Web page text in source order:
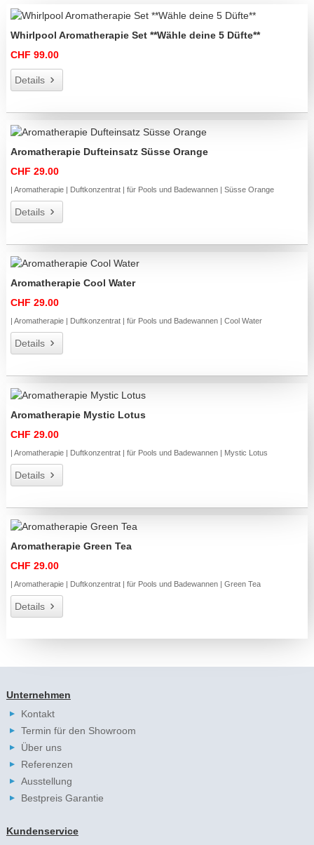
Whirlpool Aromatherapie Set **Wähle deine 5 Düfte**
CHF 99.00
Details
Aromatherapie Dufteinsatz Süsse Orange
CHF 29.00
| Aromatherapie | Duftkonzentrat | für Pools und Badewannen | Süsse Orange
Details
Aromatherapie Cool Water
CHF 29.00
| Aromatherapie | Duftkonzentrat | für Pools und Badewannen | Cool Water
Details
Aromatherapie Mystic Lotus
CHF 29.00
| Aromatherapie | Duftkonzentrat | für Pools und Badewannen | Mystic Lotus
Details
Aromatherapie Green Tea
CHF 29.00
| Aromatherapie | Duftkonzentrat | für Pools und Badewannen | Green Tea
Details
Unternehmen
Kontakt
Termin für den Showroom
Über uns
Referenzen
Ausstellung
Bestpreis Garantie
Kundenservice